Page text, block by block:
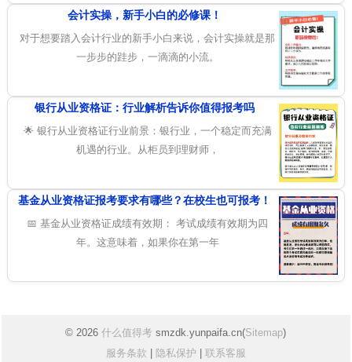
会计实操，新手小白的必修课！
对于想要踏入会计行业的新手小白来说，会计实操就是那
一步步的跬步，一滴滴的小流。
银行从业资格证：行业解析告诉你值得报考吗
🌟 银行从业资格证行业前景：银行业，一个稳定而充满
机遇的行业。从柜员到理财师，
基金从业资格证报考要求有哪些？在校生也可报考！
📅 基金从业资格证成绩有效期： 考试成绩有效期为四
年。这意味着，如果你在第一年
© 2026什么值得考 smzdk.yunpaifa.cn(Sitemap)
服务条款
隐私保护 联系客服